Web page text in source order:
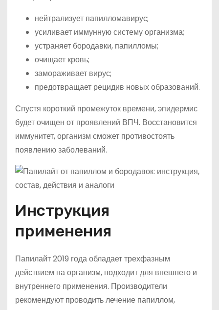
нейтрализует папилломавирус;
усиливает иммунную систему организма;
устраняет бородавки, папилломы;
очищает кровь;
замораживает вирус;
предотвращает рецидив новых образований.
Спустя короткий промежуток времени, эпидермис
будет очищен от проявлений ВПЧ. Восстановится
иммунитет, организм сможет противостоять
появлению заболеваний.
Инструкция
применения
Папилайт 2019 года обладает трехфазным
действием на организм, подходит для внешнего и
внутреннего применения. Производители
рекомендуют проводить лечение папиллом,